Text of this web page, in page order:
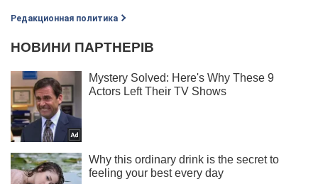
Редакционная политика